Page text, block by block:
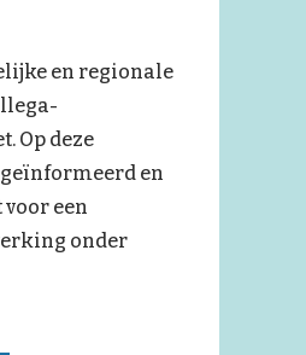
en regionale
Op deze
en
een
onder